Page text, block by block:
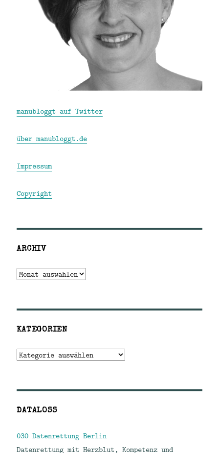
manubloggt auf Twitter
über manubloggt.de
Impressum
Copyright
ARCHIV
Archiv
KATEGORIEN
Kategorien
DATALOSS
030 Datenrettung Berlin
Datenrettung mit Herzblut, Kompetenz und